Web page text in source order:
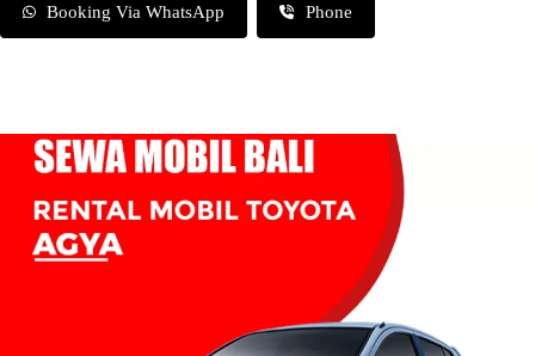
Booking Via WhatsApp Phone